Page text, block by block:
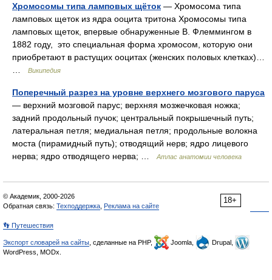
Хромосомы типа ламповых щёток — Хромосома типа
ламповых щеток из ядра ооцита тритона Хромосомы типа
ламповых щеток, впервые обнаруженные В. Флеммингом в
1882 году, это специальная форма хромосом, которую они
приобретают в растущих ооцитах (женских половых клетках)…
Википедия
Поперечный разрез на уровне верхнего мозгового паруса
— верхний мозговой парус; верхняя мозжечковая ножка;
задний продольный пучок; центральный покрышечный путь;
латеральная петля; медиальная петля; продольные волокна
моста (пирамидный путь); отводящий нерв; ядро лицевого
нерва; ядро отводящего нерва; …
Атлас анатомии человека
18+
© Академик, 2000-2026
Обратная связь: Техподдержка Реклама на сайте
👣 Путешествия
Экспорт словарей на сайты , сделанные на PHP, Joomla,
Drupal,
WordPress, MODx.